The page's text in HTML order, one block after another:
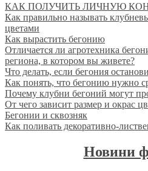
КАК ПОЛУЧИТЬ ЛИЧНУЮ
Как правильно называть
цветами
Как вырастить бегонию
Отличается ли агротехника
региона, в котором вы живете?
Что делать, если бегония
Как понять, что бегонию нужно
Почему клубни бегоний могут
От чего зависит размер и окрас
Бегонии и сквозняк
Как поливать декоративно-
Новини